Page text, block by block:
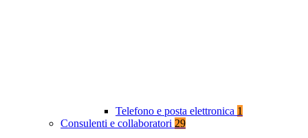
Telefono e posta elettronica 1
Consulenti e collaboratori 29